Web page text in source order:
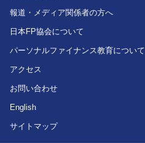
報道・メディア関係者の方へ
日本FP協会について
パーソナルファイナンス教育について
アクセス
お問い合わせ
English
サイトマップ